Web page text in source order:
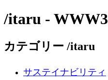
/itaru - WWW3
カテゴリー /itaru
サステイナビリティ